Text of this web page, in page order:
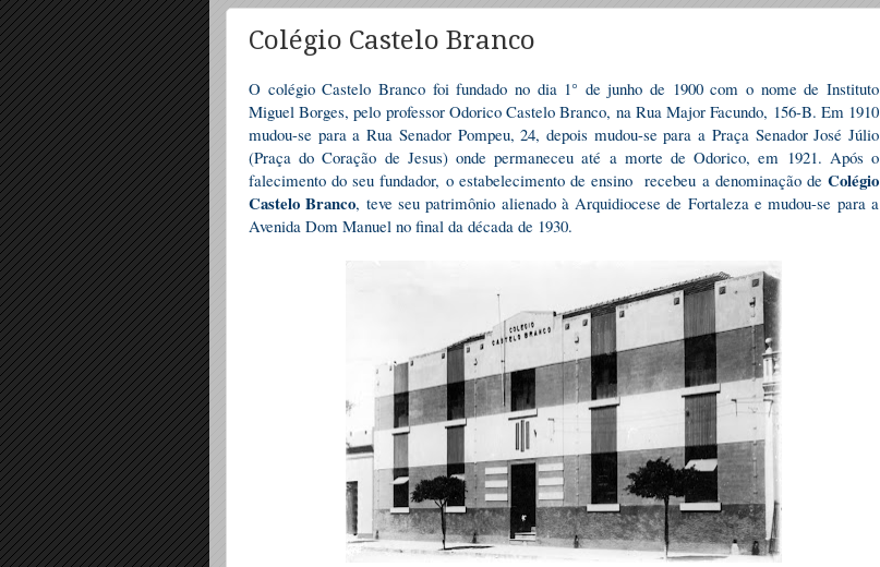
Colégio Castelo Branco
O colégio Castelo Branco foi fundado no dia 1° de junho de 1900 com o nome de Instituto
Miguel Borges, pelo professor Odorico Castelo Branco, na Rua Major Facundo, 156-B. Em 1910
mudou-se para a Rua Senador Pompeu, 24, depois mudou-se para a Praça Senador José Júlio
(Praça do Coração de Jesus) onde permaneceu até a morte de Odorico, em 1921. Após o
falecimento do seu fundador, o estabelecimento de ensino recebeu a denominação de Colégio
Castelo Branco, teve seu patrimônio alienado à Arquidiocese de Fortaleza e mudou-se para a
Avenida Dom Manuel no final da década de 1930.